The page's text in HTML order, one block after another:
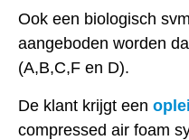
Ook een biologisch
aangeboden worden
(A,B,C,F en D).
De klant krijgt een
compressed air foam